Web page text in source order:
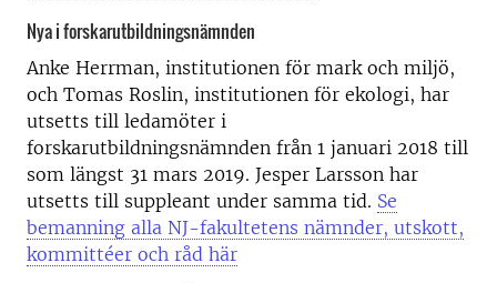
Nya i forskarutbildningsnämnden
Anke Herrman, institutionen för mark och miljö,
och Tomas Roslin, institutionen för ekologi, har
utsetts till ledamöter i
forskarutbildningsnämnden från 1 januari 2018 till
som längst 31 mars 2019. Jesper Larsson har
utsetts till suppleant under samma tid. Se
bemanning alla NJ-fakultetens nämnder, utskott,
kommittéer och råd här